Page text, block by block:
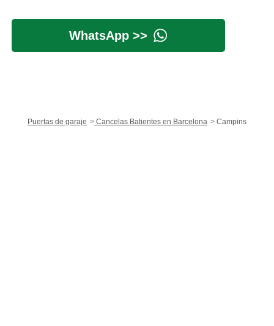
WhatsApp >>
Puertas de garaje Cancelas Batientes en Barcelona Campins